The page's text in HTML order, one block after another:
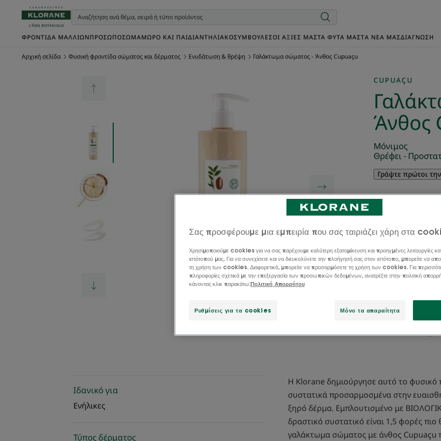
ΦΡΟΝΤΊΔΑ ΜΑΛΛΙΏΝΠΡΌΣΩΠΟΣΏΜΑΜΩΡΌ ΚΑΙ ΠΑΙΔΊΑΝΤΗΛΙΑΚΌΣΥΜΒΟΥΛΈΣΟΙ ΑΞΊΕΣ ΜΑΣΤΑ ΦΥΤΆ ΜΑΣTΑ ΝΈΑ ΜΑΣΔΙΑΓΝΩΣΗ
Αρχική σελίδα Φυσική φροντίδα σώματος και δέρματος Ενυδάτωση & θρέψη Γαλάκτωμα σώματος - Άνθος Cupuaçu
CUPUAÇU
Άνθος
Μόνιμος
Θρέφει -
Γράψτε πρώτοι
Το Γαλάκτωμα
ΒΙΟΛΟΓΙΚΟ
πολύ ξηρό
ώρες.
Κρεμώδης, μη
ξηρό δέρμα
Θρέψη,
Ιδανικό για
Ενήλικες
Τύπος δέρματος
Η Klorane δημιούργησε αυτό το φυσικό
συστατικά προσαρμοσμένα στην
ξηρό δέρμα. Εμπλουτισμένο με
δραστικό συστατικό είναι 1,5 φορές
γαλάκτωμα σώματος με άνθος Cupuaçu
Σας προσφέρουμε μια εμπειρία που σας ταιριάζει χάρη στα
Χρησιμοποιούμε cookies για να σας παρέχουμε καλύτερη εξατομίκευση και προηγμένες λειτουργίες
ιστότοπού μας. Για να συνεχίσετε και να διευκολύνετε την πλοήγησή σας στον ιστότοπο, μπορείτε να
τη χρήση των cookies. Διαφορετικά, μπορείτε να προσαρμόσετε τη χρήση των cookies. Για
πληροφορίες σχετικά με την επεξεργασία των προσωπικών δεδομένων, ανατρέξτε στην πολιτική
κάνοντας κλικ παρακάτω:Πολιτική Απορρήτου
Ρυθμίσεις για τα cookies Μόνο τα απαραίτητα